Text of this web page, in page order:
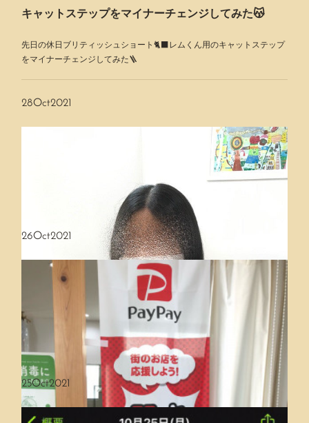
キャットステップをマイナーチェンジしてみた😽
先日の休日ブリティッシュショート🐈‍⬛レムくん用のキャットステップ
をマイナーチェンジしてみた🪜
28Oct2021
26Oct2021
25Oct2021